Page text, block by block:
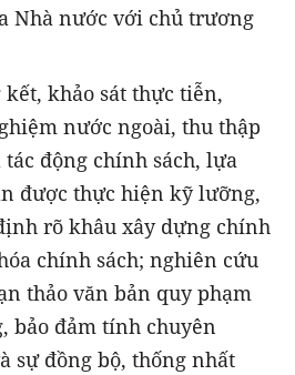
Nhà nước với chủ trương
kết, khảo sát thực tiễn,
nước ngoài, thu thập
động chính sách, lựa
được thực hiện kỹ lưỡng,
rõ khâu xây dựng chính
chính sách; nghiên cứu
thảo văn bản quy phạm
bảo đảm tính chuyên
sự đồng bộ, thống nhất